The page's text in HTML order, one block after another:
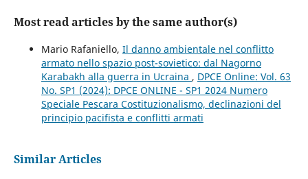
Most read articles by the same author(s)
Mario Rafaniello, Il danno ambientale nel conflitto
armato nello spazio post-sovietico: dal Nagorno
Karabakh alla guerra in Ucraina , DPCE Online: Vol. 63
No. SP1 (2024): DPCE ONLINE - SP1 2024 Numero
Speciale Pescara Costituzionalismo, declinazioni del
principio pacifista e conflitti armati
Similar Articles